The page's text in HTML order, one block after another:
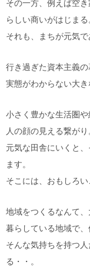
その一方、例えば空
らしい商いがはじまる
それも、まちが元気で
行き過ぎた資本主義
実態がわからない大き
小さく豊かな生活圏や
人の顔の見える繋がり
元気な田舎にいくと
ます。
そこには、おもしろ
地域をつくるなんて
暮らしている地域で、
そんな気持ちを持つ
る・・。